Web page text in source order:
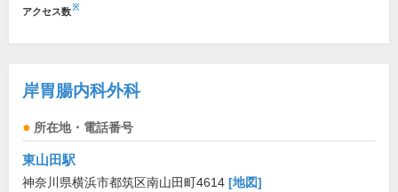
アクセス数※
岸胃腸内科外科
所在地・電話番号
東山田駅
神奈川県横浜市都筑区南山田町4614 [地図]